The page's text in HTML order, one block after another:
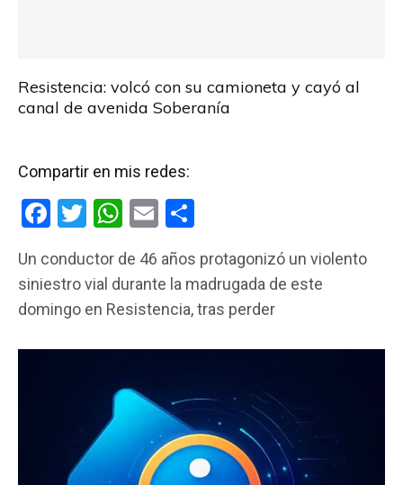
Resistencia: volcó con su camioneta y cayó al
canal de avenida Soberanía
Compartir en mis redes:
F
ce
b
o
o
T
tt
er
W
at
s
p
p
E
ail m
p
tir
Un conductor de 46 años protagonizó un violento
siniestro vial durante la madrugada de este
domingo en Resistencia, tras perder